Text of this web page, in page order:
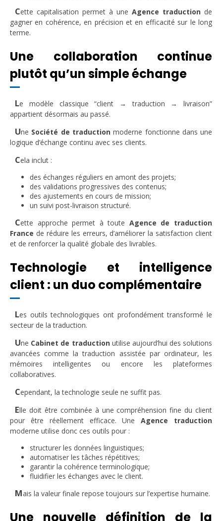
Cette capitalisation permet à uneAgence traduction de
gagner en cohérence, en précision et en efficacité sur le long
terme.
Une collaboration continue
plutôt qu’un simple échange
Le modèle classique “client → traduction → livraison”
appartient désormais au passé.
Une Société de traductionmoderne fonctionne dans une
logique d’échange continu avec ses clients.
Cela inclut :
des échanges réguliers en amont des projets;
des validations progressives des contenus;
des ajustements en cours de mission;
un suivi post-livraison structuré.
Cette approche permet à toute Agence de traduction
France de réduire les erreurs, d’améliorer la satisfaction client
et de renforcer la qualité globale des livrables.
Technologie et intelligence
client : un duo complémentaire
Les outils technologiques ont profondément transformé le
secteur de la traduction.
Une Cabinet de traductionutilise aujourd’hui des solutions
avancées comme la traduction assistée par ordinateur, les
mémoires intelligentes ou encore les plateformes
collaboratives.
Cependant, la technologie seule ne suffit pas.
Elle doit être combinée à une compréhension fine du client
pour être réellement efficace. UneAgence traduction
moderne utilise donc ces outils pour :
structurer les données linguistiques;
automatiser les tâches répétitives;
garantir la cohérence terminologique;
fluidifier les échanges avec le client.
Mais la valeur finale repose toujours sur l’expertise humaine.
Une nouvelle définition de la